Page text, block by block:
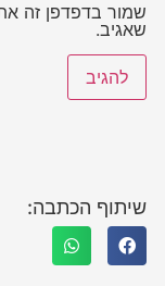
שמור בדפדפן זה
שאגיב.
שיתוף הכתבה: